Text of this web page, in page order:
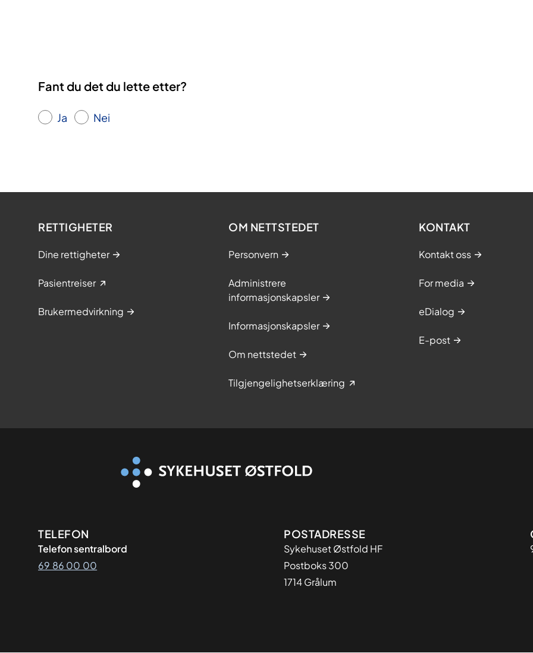
Fant du det du lette etter?
Ja Nei
RETTIGHETER
Dine rettigheter
Pasientreiser
Brukermedvirkning
OM NETTSTEDET
Personvern
Administrere
informasjonskapsler
Informasjonskapsler
Om nettstedet
Tilgjengelighetserklæring
KONTAKT
Kontakt oss
For media
eDialog
E-post
Kontaktinformasjon
TELEFON
Telefon sentralbord
69 86 00 00
Adresse
POSTADRESSE
Sykehuset Østfold HF
Postboks 300
1714 Grålum